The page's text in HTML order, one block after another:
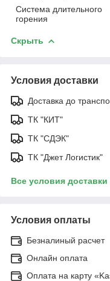
Система длительного
горения
Скрыть
Условия доставки
Доставка до
ТК "КИТ"
ТК "СДЭК"
ТК "Джет Логистик"
Все условия доставки
Условия оплаты
Безналиный расчет
Онлайн оплата
Оплата на карту